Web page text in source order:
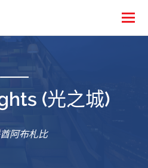
(光之城)
阿布札比